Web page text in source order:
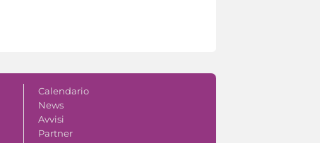
Calendario
News
Avvisi
Partner